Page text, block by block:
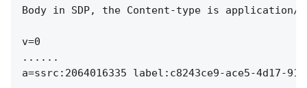
Body in SDP, the Content-type is application/
v=0
......